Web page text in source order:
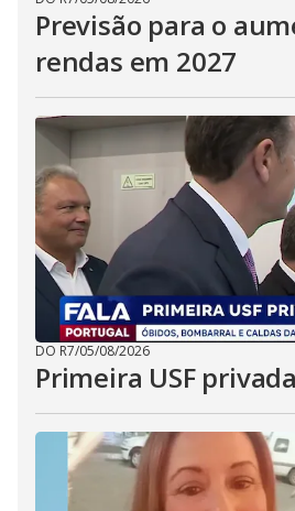
Previsão para o
rendas em 2027
DO R7/05/08/2026
Primeira USF privada